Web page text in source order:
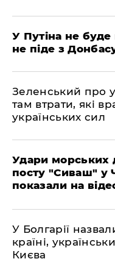
У Путіна не
не піде з
Зеленський про
там втрати, які
українських сил
Удари морських
посту "Сиваш" у
показали на
У Болгарії
країні,
Києва